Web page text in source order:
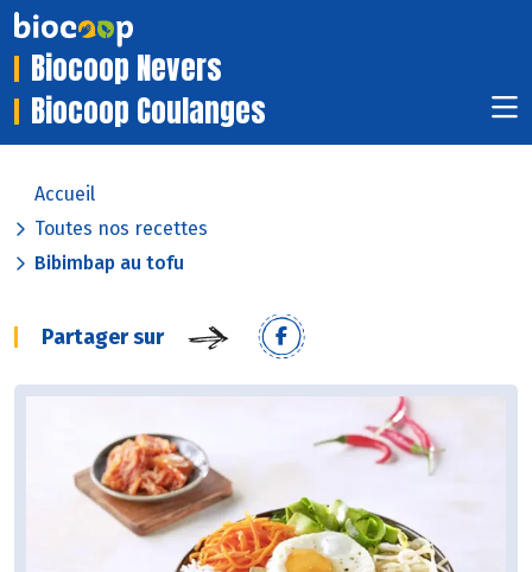
Biocoop Nevers
Biocoop Coulanges
Accueil
Toutes nos recettes
Bibimbap au tofu
Partager sur